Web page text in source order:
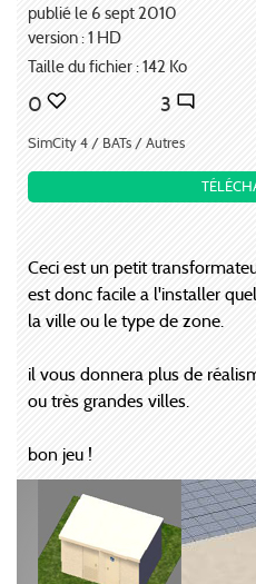
publié le 6 sept 2010
version : 1 HD
Taille du fichier : 142 Ko
0 3
SimCity 4 / BATs / Autres
Ceci est un petit
est donc facile a l'installer
la ville ou le type de zone.
il vous donnera plus de
ou très grandes villes.
bon jeu !